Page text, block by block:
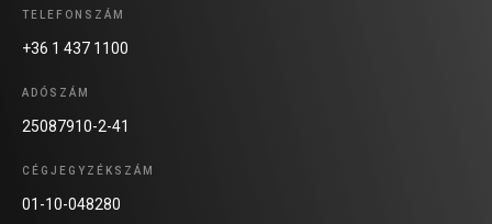
TELEFONSZÁM
+36 1 437 1100
ADÓSZÁM
25087910-2-41
CÉGJEGYZÉKSZÁM
01-10-048280